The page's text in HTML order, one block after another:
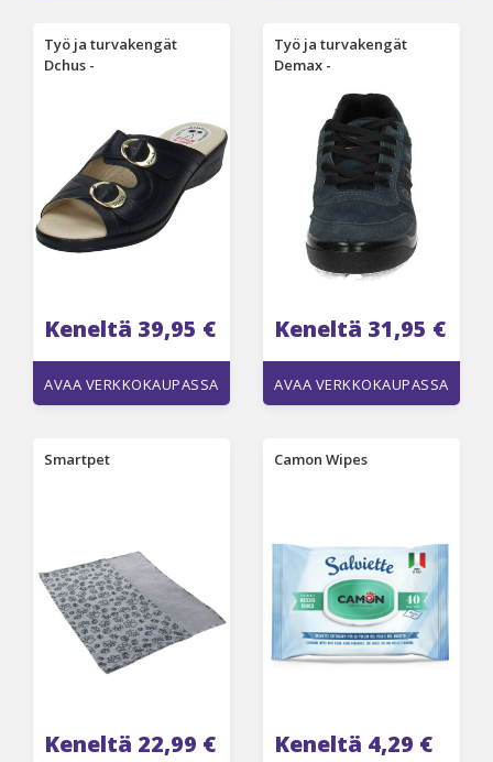
Työ ja turvakengät
Dchus -
Keneltä 39,95 €
AVAA VERKKOKAUPASSA
Työ ja turvakengät
Demax -
Keneltä 31,95 €
AVAA VERKKOKAUPASSA
Smartpet
Keneltä 22,99 €
Camon Wipes
Keneltä 4,29 €